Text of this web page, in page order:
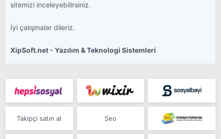
sitemizi inceleyebilirsiniz.
İyi çalışmalar dileriz.
XipSoft.net - Yazılım & Teknologi Sistemleri
Takipçi satın al Seo